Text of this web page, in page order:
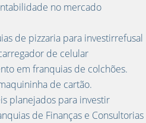
no mercado
de pizzaria para investirrefusal
de celular
em franquias de colchões.
de cartão.
planejados para investir
de Finanças e Consultorias